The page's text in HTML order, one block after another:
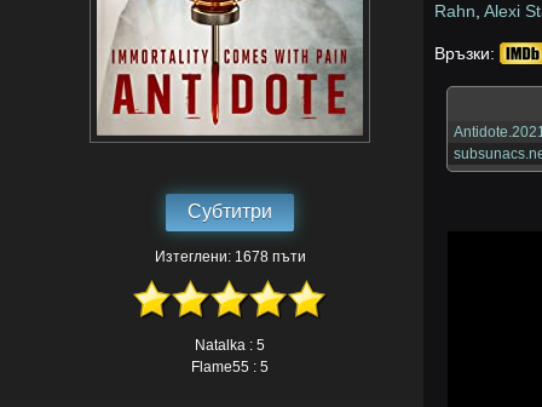
Субтитри
Изтеглени: 1678 пъти
Natalka : 5
Flame55 : 5
Rahn ,Alexi
Връзки: